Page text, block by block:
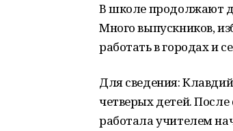
В школе продолжают
Много выпускников,
работать в городах и
Для сведения:
четверых детей.
работала учителем